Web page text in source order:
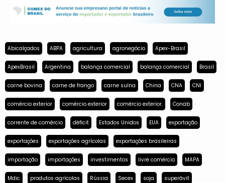
Abicalçados ABPA agricultura agronegócio Apex-Brasil
ApexBrasil Argentina balança comercial balança comercial Brasil
carne bovina carne de frango carne suína China CNA CNI
comércio exterior comércio exterior comércio exterior. Conab
corrente de comércio déficit Estados Unidos EUA exportação
exportações exportações agrícolas exportações brasileiras
importação importações investimentos livre comércio MAPA
Mdic produtos agrícolas Rússia Secex soja superávit